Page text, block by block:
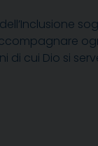
cui Dio si